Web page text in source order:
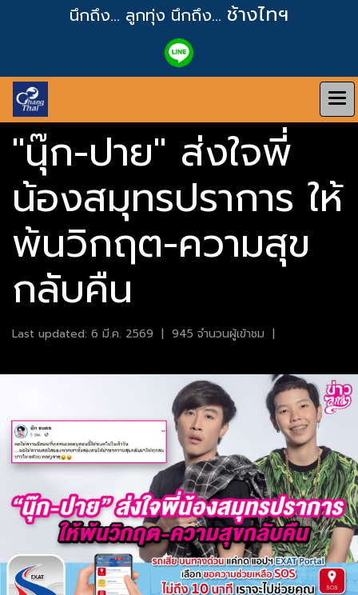
นึกถึง... ลูกทุ่ง นึกถึง... ช้างไทฯ
"นุ๊ก-ปาย" ส่งใจพี่
น้องสมุทรปราการ ให้
พ้นวิกฤต-ความสุข
กลับคืน
Last updated: 6 มี.ค. 2569 | 945 จำนวนผู้เข้าชม |